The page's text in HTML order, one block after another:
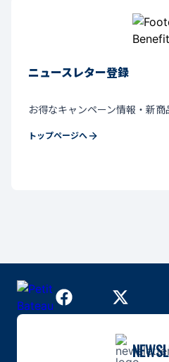
ニュースレター登録
お得なキャンペーン情報・新商
トップページへ